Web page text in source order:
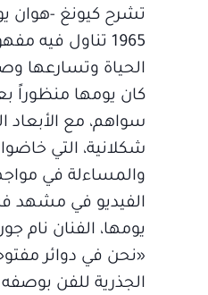
تشرح كيونغ -هوان
1965 تناول فيه
الحياة وتسارعها
كان يومها منظوراً
سواهم، مع الأبعاد
شكلانية، التي
والمساءلة في
الفيديو في مشهد
يومها، الفنان نام
«نحن في دوائر
الجذرية للفن